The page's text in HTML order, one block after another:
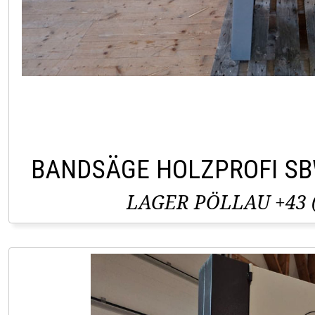
BANDSÄGE HOLZPROFI
LAGER PÖLLAU +43